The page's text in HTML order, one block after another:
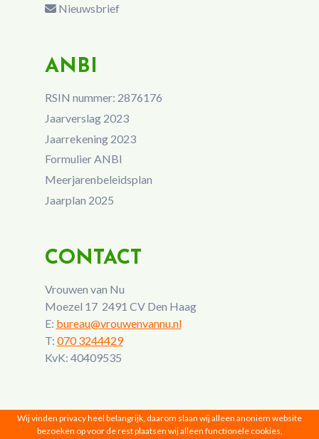
Nieuwsbrief
ANBI
RSIN nummer: 2876176
Jaarverslag 2023
Jaarrekening 2023
Formulier ANBI
Meerjarenbeleidsplan
Jaarplan 2025
CONTACT
Vrouwen van Nu
Moezel 17 2491 CV Den Haag
E: bureau@vrouwenvannu.nl
T: 070 3244429
KvK: 40409535
Wij vinden privacy heel belangrijk, daarom slaan wij alleen anoniem website
bezoeken op voor de rest plaatsen wij alleen functionele cookies,